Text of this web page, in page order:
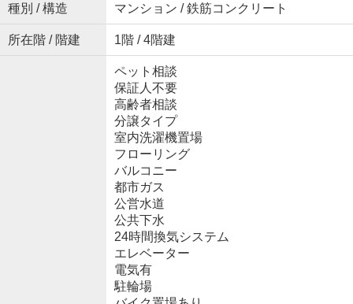
種別 / 構造 マンション / 鉄筋コンクリート
所在階 / 階建 1階 / 4階建
ペット相談
保証人不要
高齢者相談
分譲タイプ
室内洗濯機置場
フローリング
バルコニー
都市ガス
公営水道
公共下水
24時間換気システム
エレベーター
電気有
駐輪場